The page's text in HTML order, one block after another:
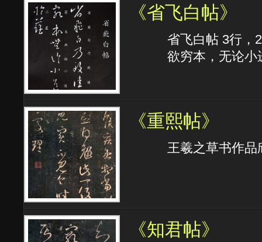
《省飞白帖》
省飞白帖 3行，
欲穷本，无论小
《重熙帖》
王羲之草书作品
《知君帖》